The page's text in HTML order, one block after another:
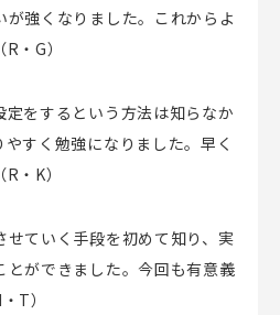
が強くなりました。これからよ
・G）
をするという方法は知らなか
すく勉強になりました。早く
・K）
ていく手段を初めて知り、実
とができました。今回も有意義
T）